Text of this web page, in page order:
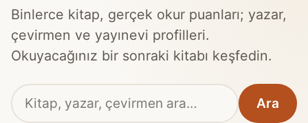
Binlerce kitap, gerçek okur puanları; yazar,
çevirmen ve yayınevi profilleri.
Okuyacağınız bir sonraki kitabı keşfedin.
Sitede
ara
Ara